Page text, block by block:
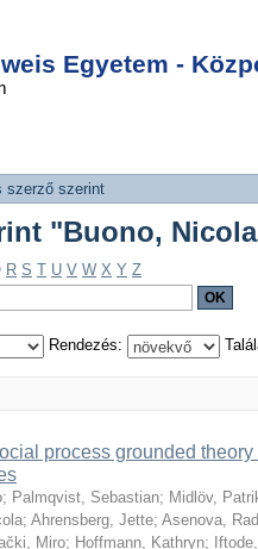
Egyetem -
"Buono,
szerző szerint
"Buono,
R S T U V W X Y Z
Rendezés:
process grounded
; Palmqvist, Sebastian; Midlöv,
; Ahrensberg, Jette; Asenova,
Miro; Hoffmann, Kathryn;